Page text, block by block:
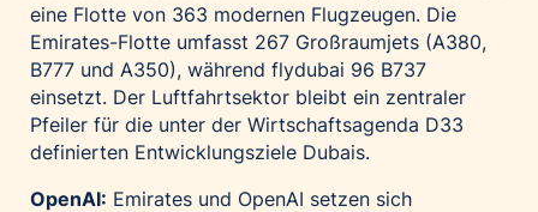
Kontakt
eine Flotte von 363 modernen Flugzeugen. Die
Emirates-Flotte umfasst 267 Großraumjets (A380,
B777 und A350), während flydubai 96 B737
einsetzt. Der Luftfahrtsektor bleibt ein zentraler
Pfeiler für die unter der Wirtschaftsagenda D33
definierten Entwicklungsziele Dubais.
OpenAI: Emirates und OpenAI setzen sich